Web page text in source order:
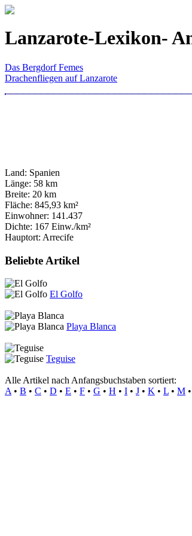
Lanzarote-Lexikon-
Das Bergdorf Femes
Drachenfliegen auf Lanzarote
Land: Spanien
Länge: 58 km
Breite: 20 km
Fläche: 845,93 km²
Einwohner: 141.437
Dichte: 167 Einw./km²
Hauptort: Arrecife
Beliebte Artikel
El Golfo
Playa Blanca
Teguise
Alle Artikel nach Anfangsbuchstaben sortiert:
A • B • C • D • E • F • G • H • I • J • K • L • M •